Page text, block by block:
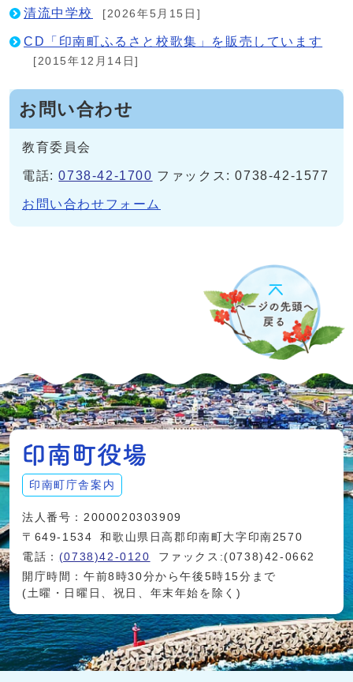
清流中学校 [2026年5月15日]
CD「印南町ふるさと校歌集」を販売しています
[2015年12月14日]
お問い合わせ
教育委員会
電話:0738-42-1700 ファックス: 0738-42-1577
お問い合わせフォーム
印南町庁舎案内
法人番号：2000020303909
〒649-1534
和歌山県日高郡印南町大字印南2570
電話： (0738)42-0120
ファックス:(0738)42-0662
開庁時間：午前8時30分から午後5時15分まで
(土曜・日曜日、祝日、年末年始を除く)